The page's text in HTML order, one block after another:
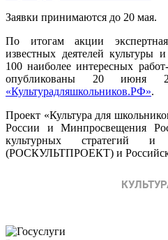
Заявки принимаются до 20 мая.
По итогам акции
известных деятелей культуры
100 наиболее интересных
опубликованы 20 июня
«Культурадляшкольников.РФ».
Проект «Культура для
России и Минпросвещения
культурных стратегий и
(РОСКУЛЬТПРОЕКТ) и